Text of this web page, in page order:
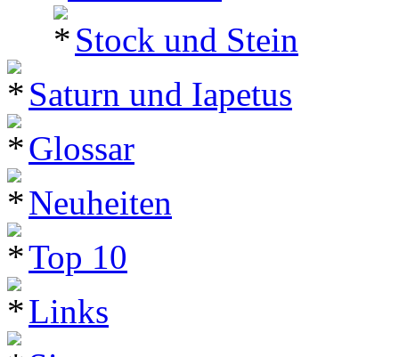
Stock und Stein
Saturn und Iapetus
Glossar
Neuheiten
Top 10
Links